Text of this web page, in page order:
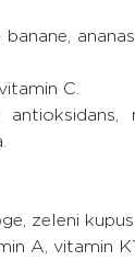
C.
zeleni
A, vitamin